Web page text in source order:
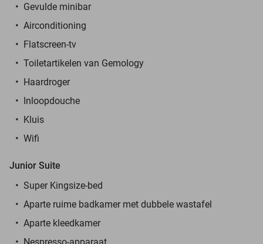
Gevulde minibar
Airconditioning
Flatscreen-tv
Toiletartikelen van Gemology
Haardroger
Inloopdouche
Kluis
Wifi
Junior Suite
Super Kingsize-bed
Aparte ruime badkamer met dubbele wastafel
Aparte kleedkamer